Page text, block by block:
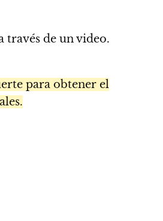
través de un video.
para obtener el